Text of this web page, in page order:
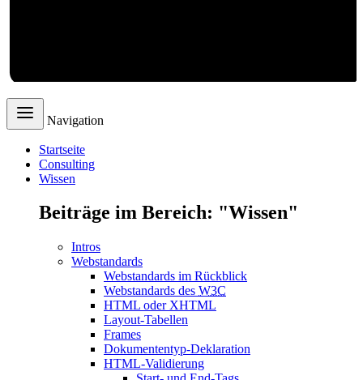
Navigation
Startseite
Consulting
Wissen
Beiträge im Bereich: "Wissen"
Intros
Webstandards
Webstandards im Rückblick
Webstandards des W3C
HTML oder XHTML
Layout-Tabellen
Frames
Dokumententyp-Deklaration
HTML-Validierung